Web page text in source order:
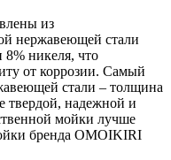
из
нержавеющей стали
никеля, что
от коррозии. Самый
стали – толщина
твердой, надежной и
мойки лучше
бренда OMOIKIRI